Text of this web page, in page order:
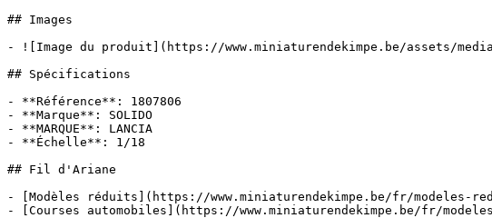
## Images
- ![Image du produit](https://www.miniaturendekimpe.be/assets/
## Spécifications
- **Référence**: 1807806
- **Marque**: SOLIDO
- **MARQUE**: LANCIA
- **Échelle**: 1/18
## Fil d'Ariane
- [Modèles réduits](https://www.miniaturendekimpe.be/fr/modeles-
- [Courses automobiles](https://www.miniaturendekimpe.be/fr/